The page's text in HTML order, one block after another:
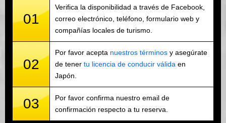
01
Verifica la disponibilidad a través de Facebook,
correo electrónico, teléfono, formulario web y
compañías locales de turismo.
02
Por favor acepta nuestros términos y asegúrate
de tener tu licencia de conducir válida en
Japón.
03
Por favor confirma nuestro email de
confirmación respecto a tu reserva.